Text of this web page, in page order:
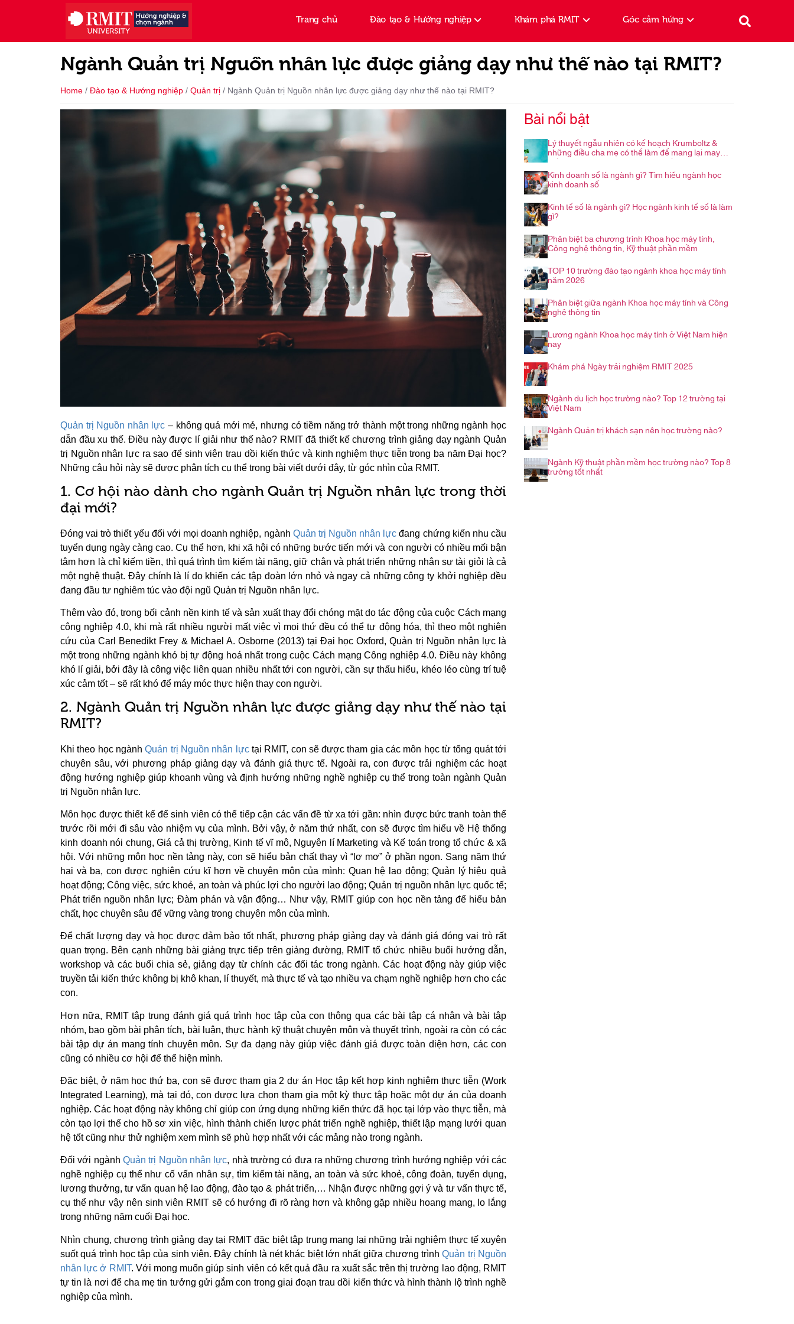
Trang chủ Đào tạo & Hướng nghiệp Khám phá RMIT Góc cảm hứng
Ngành Quản trị Nguồn nhân lực được giảng dạy như thế nào tại RMIT?
Home / Đào tạo & Hướng nghiệp / Quản trị / Ngành Quản trị Nguồn nhân lực được giảng dạy như thế nào tại RMIT?
Quản trị Nguồn nhân lực – không quá mới mẻ, nhưng có tiềm năng trở thành một trong những ngành học
dẫn đầu xu thế. Điều này được lí giải như thế nào? RMIT đã thiết kế chương trình giảng dạy ngành Quản
trị Nguồn nhân lực ra sao để sinh viên trau dồi kiến thức và kinh nghiệm thực tiễn trong ba năm Đại học?
Những câu hỏi này sẽ được phân tích cụ thể trong bài viết dưới đây, từ góc nhìn của RMIT.
1. Cơ hội nào dành cho ngành Quản trị Nguồn nhân lực trong thời
đại mới?
Đóng vai trò thiết yếu đối với mọi doanh nghiệp, ngành Quản trị Nguồn nhân lực đang chứng kiến nhu cầu
tuyển dụng ngày càng cao. Cụ thể hơn, khi xã hội có những bước tiến mới và con người có nhiều mối bận
tâm hơn là chỉ kiếm tiền, thì quá trình tìm kiếm tài năng, giữ chân và phát triển những nhân sự tài giỏi là cả
một nghệ thuật. Đây chính là lí do khiến các tập đoàn lớn nhỏ và ngay cả những công ty khởi nghiệp đều
đang đầu tư nghiêm túc vào đội ngũ Quản trị Nguồn nhân lực.
Thêm vào đó, trong bối cảnh nền kinh tế và sản xuất thay đổi chóng mặt do tác động của cuộc Cách mạng
công nghiệp 4.0, khi mà rất nhiều người mất việc vì mọi thứ đều có thể tự động hóa, thì theo một nghiên
cứu của Carl Benedikt Frey & Michael A. Osborne (2013) tại Đại học Oxford, Quản trị Nguồn nhân lực là
một trong những ngành khó bị tự động hoá nhất trong cuộc Cách mạng Công nghiệp 4.0. Điều này không
khó lí giải, bởi đây là công việc liên quan nhiều nhất tới con người, cần sự thấu hiểu, khéo léo cùng trí tuệ
xúc cảm tốt – sẽ rất khó để máy móc thực hiện thay con người.
2. Ngành Quản trị Nguồn nhân lực được giảng dạy như thế nào tại
RMIT?
Khi theo học ngànhQuản trị Nguồn nhân lựctại RMIT, con sẽ được tham gia các môn học từ tổng quát tới
chuyên sâu, với phương pháp giảng dạy và đánh giá thực tế. Ngoài ra, con được trải nghiệm các hoạt
động hướng nghiệp giúp khoanh vùng và định hướng những nghề nghiệp cụ thể trong toàn ngành Quản
trị Nguồn nhân lực.
Môn học được thiết kế để sinh viên có thể tiếp cận các vấn đề từ xa tới gần: nhìn được bức tranh toàn thể
trước rồi mới đi sâu vào nhiệm vụ của mình. Bởi vậy, ở năm thứ nhất, con sẽ được tìm hiểu về Hệ thống
kinh doanh nói chung, Giá cả thị trường, Kinh tế vĩ mô, Nguyên lí Marketing và Kế toán trong tổ chức & xã
hội. Với những môn học nền tảng này, con sẽ hiểu bản chất thay vì “lơ mơ” ở phần ngọn. Sang năm thứ
hai và ba, con được nghiên cứu kĩ hơn về chuyên môn của mình: Quan hệ lao động; Quản lý hiệu quả
hoạt động; Công việc, sức khoẻ, an toàn và phúc lợi cho người lao động; Quản trị nguồn nhân lực quốc tế;
Phát triển nguồn nhân lực; Đàm phán và vận động… Như vậy, RMIT giúp con học nền tảng để hiểu bản
chất, học chuyên sâu để vững vàng trong chuyên môn của mình.
Để chất lượng dạy và học được đảm bảo tốt nhất, phương pháp giảng dạy và đánh giá đóng vai trò rất
quan trọng. Bên cạnh những bài giảng trực tiếp trên giảng đường, RMIT tổ chức nhiều buổi hướng dẫn,
workshop và các buổi chia sẻ, giảng dạy từ chính các đối tác trong ngành. Các hoạt động này giúp việc
truyền tải kiến thức không bị khô khan, lí thuyết, mà thực tế và tạo nhiều va chạm nghề nghiệp hơn cho các
con.
Hơn nữa, RMIT tập trung đánh giá quá trình học tập của con thông qua các bài tập cá nhân và bài tập
nhóm, bao gồm bài phân tích, bài luận, thực hành kỹ thuật chuyên môn và thuyết trình, ngoài ra còn có các
bài tập dự án mang tính chuyên môn. Sự đa dạng này giúp việc đánh giá được toàn diện hơn, các con
cũng có nhiều cơ hội để thể hiện mình.
Đặc biệt, ở năm học thứ ba, con sẽ được tham gia 2 dự án Học tập kết hợp kinh nghiệm thực tiễn (Work
Integrated Learning), mà tại đó, con được lựa chọn tham gia một kỳ thực tập hoặc một dự án của doanh
nghiệp. Các hoạt động này không chỉ giúp con ứng dụng những kiến thức đã học tại lớp vào thực tiễn, mà
còn tạo lợi thế cho hồ sơ xin việc, hình thành chiến lược phát triển nghề nghiệp, thiết lập mạng lưới quan
hệ tốt cũng như thử nghiệm xem mình sẽ phù hợp nhất với các mảng nào trong ngành.
Đối với ngành Quản trị Nguồn nhân lực, nhà trường có đưa ra những chương trình hướng nghiệp với các
nghề nghiệp cụ thể như cố vấn nhân sự, tìm kiếm tài năng, an toàn và sức khoẻ, công đoàn, tuyển dụng,
lương thưởng, tư vấn quan hệ lao động, đào tạo & phát triển,… Nhận được những gợi ý và tư vấn thực tế,
cụ thể như vậy nên sinh viên RMIT sẽ có hướng đi rõ ràng hơn và không gặp nhiều hoang mang, lo lắng
trong những năm cuối Đại học.
Nhìn chung, chương trình giảng dạy tại RMIT đặc biệt tập trung mang lại những trải nghiệm thực tế xuyên
suốt quá trình học tập của sinh viên. Đây chính là nét khác biệt lớn nhất giữa chương trìnhQuản trị Nguồn
nhân lực ở RMIT. Với mong muốn giúp sinh viên có kết quả đầu ra xuất sắc trên thị trường lao động, RMIT
tự tin là nơi để cha mẹ tin tưởng gửi gắm con trong giai đoạn trau dồi kiến thức và hình thành lộ trình nghề
nghiệp của mình.
Bài nổi bật
Lý thuyết ngẫu nhiên có kế hoạch Krumboltz &
những điều cha mẹ có thể làm để mang lại may
mắn cho con trong hành trình nghề nghiệp
Kinh doanh số là ngành gì? Tìm hiểu ngành học
kinh doanh số
Kinh tế số là ngành gì? Học ngành kinh tế số là làm
gì?
Phân biệt ba chương trình Khoa học máy tính,
Công nghệ thông tin, Kỹ thuật phần mềm
TOP 10 trường đào tạo ngành khoa học máy tính
năm 2026
Phân biệt giữa ngành Khoa học máy tính và Công
nghệ thông tin
Lương ngành Khoa học máy tính ở Việt Nam hiện
nay
Khám phá Ngày trải nghiệm RMIT 2025
Ngành du lịch học trường nào? Top 12 trường tại
Việt Nam
Ngành Quản trị khách sạn nên học trường nào?
Ngành Kỹ thuật phần mềm học trường nào? Top 8
trường tốt nhất